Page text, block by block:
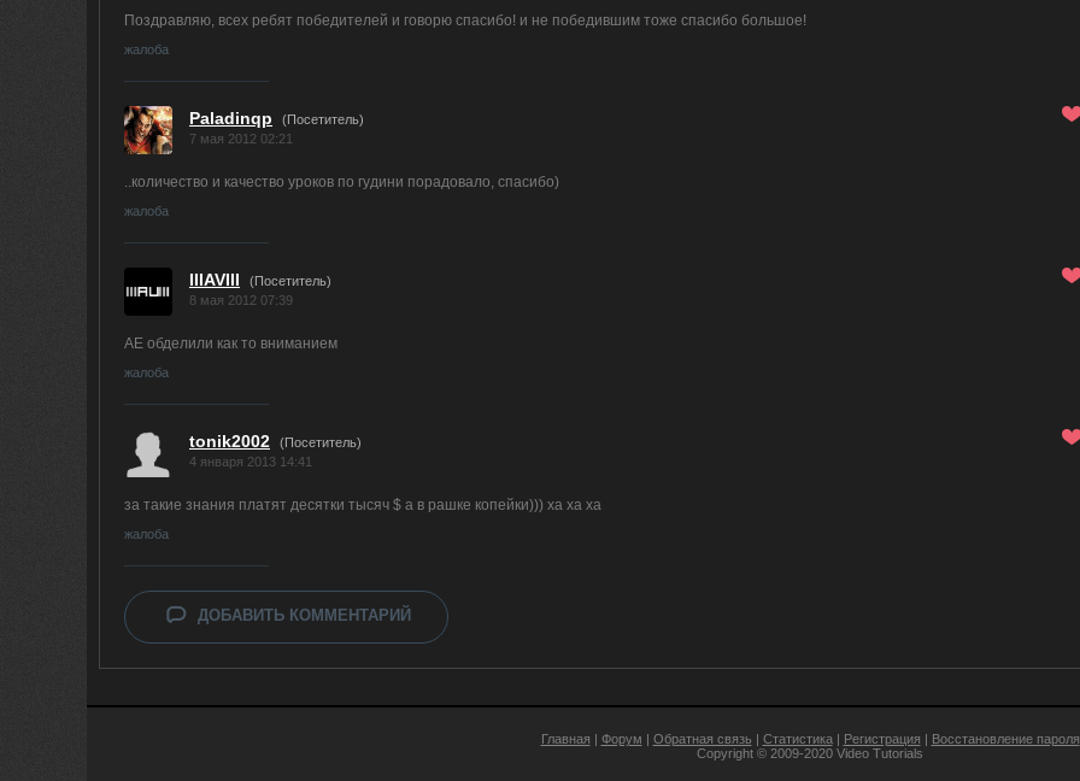
Поздравляю, всех ребят победителей и говорю спасибо! и не победившим тоже спасибо большое!
жалоба
Paladinqp
(Посетитель)
7 мая 2012 02:21
..количество и качество уроков по гудини порадовало, спасибо)
жалоба
IIIAVIII
(Посетитель)
8 мая 2012 07:39
AE обделили как то вниманием
жалоба
tonik2002
(Посетитель)
4 января 2013 14:41
за такие знания платят десятки тысяч $ а в рашке копейки))) ха ха ха
жалоба
ДОБАВИТЬ КОММЕНТАРИЙ
Главная | Форум | Обратная связь | Статистика| Регистрация | Восстановление пароля
Copyright © 2009-2020 Video Tutorials